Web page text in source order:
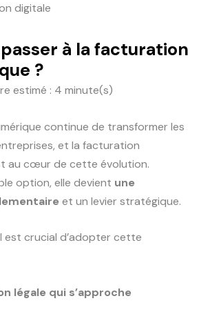
digitale
à la facturation
?
estimé : 4 minute(s)
continue de transformer les
et la facturation
au cœur de cette évolution.
option, elle devient une
et un levier stratégique.
est crucial d’adopter cette
légale qui s’approche